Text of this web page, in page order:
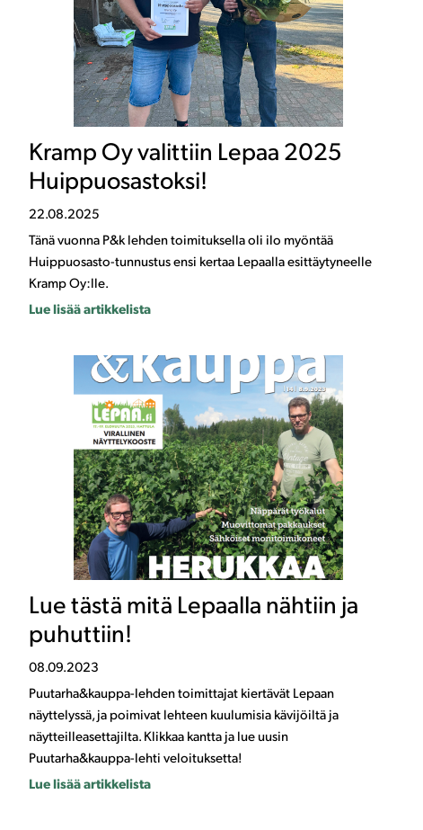
Kramp Oy valittiin Lepaa 2025
Huippuosastoksi!
22.08.2025
Tänä vuonna P&k lehden toimituksella oli ilo myöntää
Huippuosasto-tunnustus ensi kertaa Lepaalla esittäytyneelle
Kramp Oy:lle.
Lue lisää artikkelista
Lue tästä mitä Lepaalla nähtiin ja
puhuttiin!
08.09.2023
Puutarha&kauppa-lehden toimittajat kiertävät Lepaan
näyttelyssä, ja poimivat lehteen kuulumisia kävijöiltä ja
näytteilleasettajilta. Klikkaa kantta ja lue uusin
Puutarha&kauppa-lehti veloituksetta!
Lue lisää artikkelista